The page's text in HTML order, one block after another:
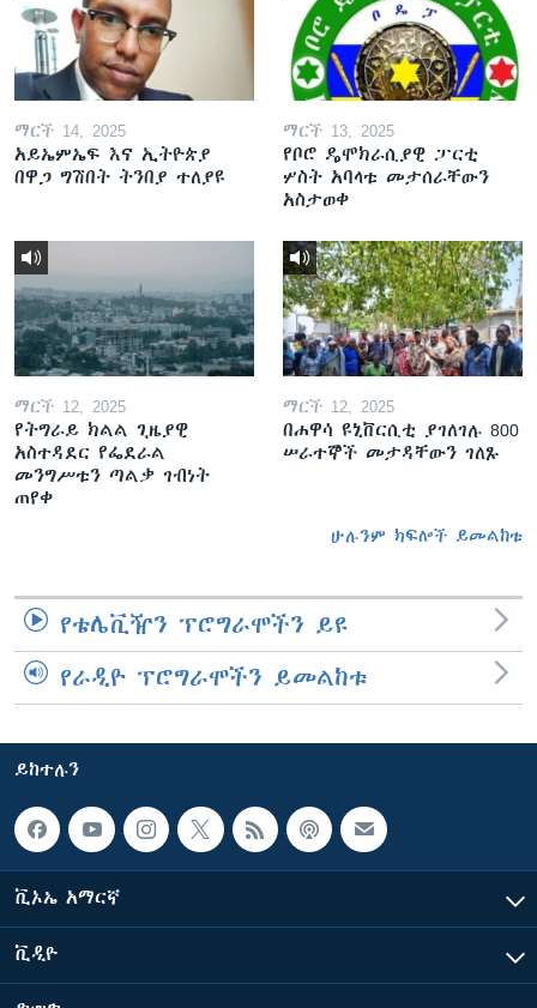
ማርች 14, 2025
አይኤምኤፍ እና ኢትዮጵያ
በዋጋ ግሽበት ትንበያ ተለያዩ
ማርች 13, 2025
የቦሮ ዴሞክራሲያዊ ፓርቲ
ሦስት አባላቱ መታሰራቸውን
አስታወቀ
ማርች 12, 2025
የትግራይ ክልል ጊዜያዊ
አስተዳደር የፌደራል
መንግሥቱን ጣልቃ ገብነት
ጠየቀ
ማርች 12, 2025
በሐዋሳ ዩኒቨርሲቲ ያገለገሉ 800
ሠራተኞች መታዳቸውን ገለጹ
ሁሉንም ክፍሎች ይመልከቱ
የቴሌቪዥን ፕሮግራሞችን ይዩ
የራዲዮ ፕሮግራሞችን ይመልከቱ
ይከተሉን
ቪኦኤ አማርኛ
ቪዲዮ